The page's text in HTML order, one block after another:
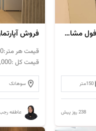
فروش آپارتمان 150 متر سوهانک فول مشاعات
150متر
238 روز پیش
فروش آپارتمان 125 متر سوهانک
قیمت هر متر:
قیمت کل :
سوهانک
عاطفه رجب